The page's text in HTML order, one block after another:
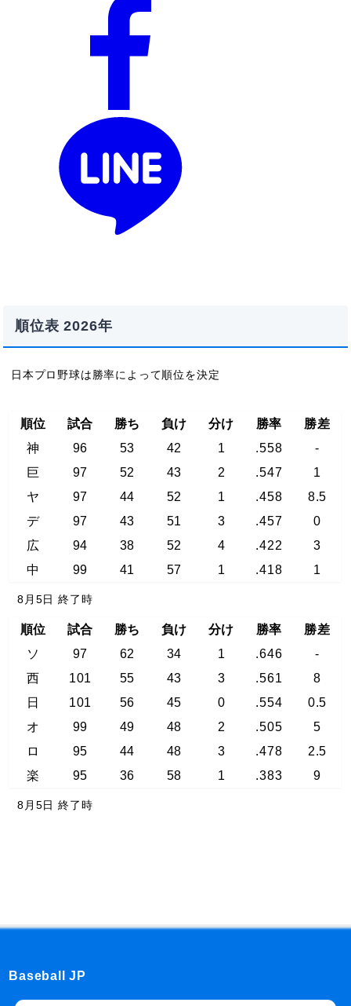
順位表 2026年
日本プロ野球は勝率によって順位を決定
順位 試合 勝ち 負け 分け 勝率
勝差
神
96 53 42 1 .558
-
巨
97 52 43 2 .547
1
ヤ
97 44 52 1 .458
8.5
デ
97 43 51 3 .457
0
広
94 38 52 4 .422
3
中
99 41 57 1 .418 1
8月5日 終了時
順位 試合 勝ち 負け 分け 勝率
勝差
ソ
97 62 34 1 .646
-
西
101 55 43 3 .561
8
日
101 56 45 0 .554
0.5
オ
99 49 48 2 .505
5
ロ
95 44 48 3 .478
2.5
楽
95 36 58 1 .383 9
8月5日 終了時
Baseball JP